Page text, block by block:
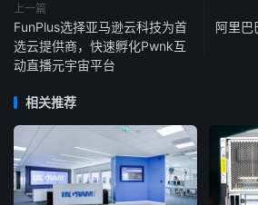
上一篇
FunPlus选择亚马逊云科技为首
选云提供商，快速孵化Pwnk互
动直播元宇宙平台
阿里巴
相关推荐